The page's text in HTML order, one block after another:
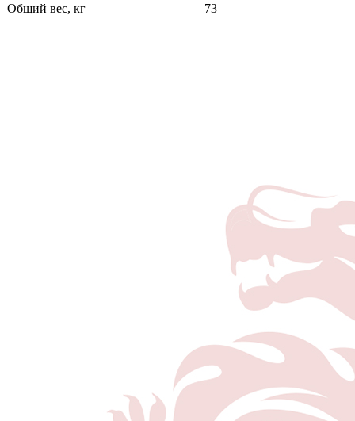
Общий вес, кг
73